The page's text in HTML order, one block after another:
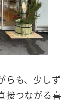
らも、少しず
接つながる喜